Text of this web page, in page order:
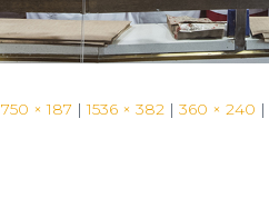
750 × 187 | 1536 × 382 | 360 × 240 |